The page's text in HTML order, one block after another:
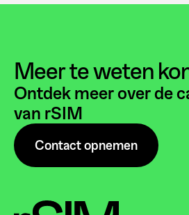
Meer te weten
Ontdek meer over de
van rSIM
Contact opnemen